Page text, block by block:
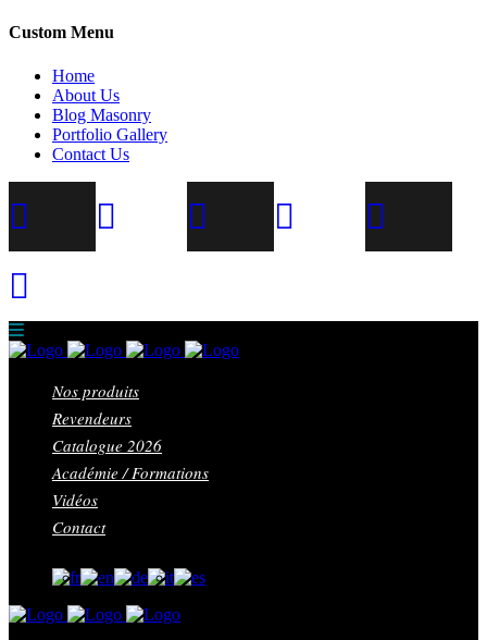
Custom Menu
Home
About Us
Blog Masonry
Portfolio Gallery
Contact Us
Nos produits
Revendeurs
Catalogue 2026
Académie / Formations
Vidéos
Contact